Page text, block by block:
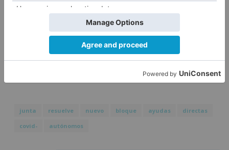
que hasta el momento se han resuelto
favorablemente casi el 44 % de las solicitudes
presentadas con ayudas para un total de 3.669
trabajadores autónomos y un importe de 11,2
junta resuelve nuevo bloque ayudas
directas
covid-
autónomos